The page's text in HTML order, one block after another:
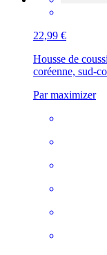
22,99 €
Housse de
coréenne, sud-
Par maximizer